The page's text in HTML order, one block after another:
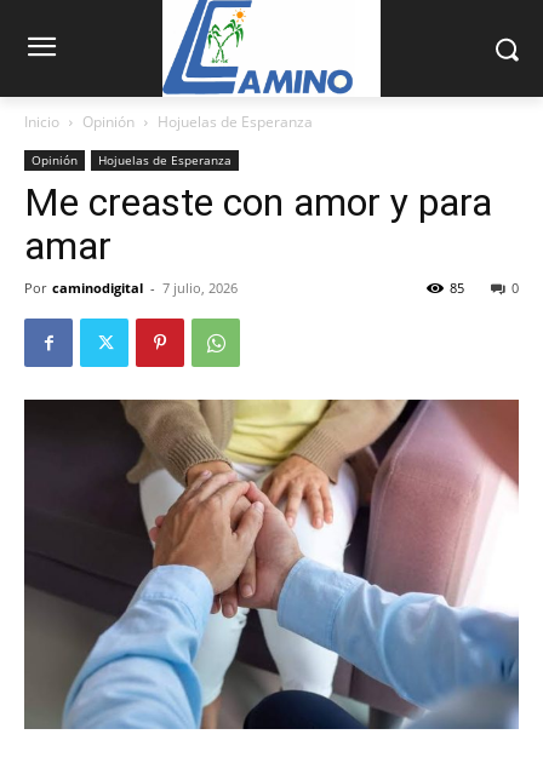
Inicio Opinión Hojuelas de Esperanza
Opinión Hojuelas de Esperanza
Me creaste con amor y para
amar
Por caminodigital - 7 julio, 2026 0
85